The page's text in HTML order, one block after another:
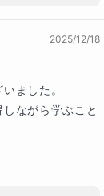
理し、筋道立
を学習する中
分野で生かさ
ん。結局、物
間以上の指導
じていただけた
、一つ一つの
庭学習に取り
を維持して大き
必ず今後の学
2025/12/18
ました。
ながら学ぶこと